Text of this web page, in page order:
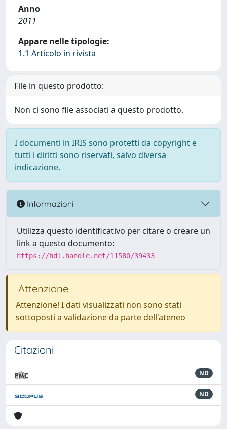
Anno
2011
Appare nelle tipologie:
1.1 Articolo in rivista
File in questo prodotto:
Non ci sono file associati a questo prodotto.
I documenti in IRIS sono protetti da copyright e
tutti i diritti sono riservati, salvo diversa
indicazione.
Informazioni
Utilizza questo identificativo per citare o creare un
link a questo documento:
https://hdl.handle.net/11580/39433
Attenzione
Attenzione! I dati visualizzati non sono stati
sottoposti a validazione da parte dell'ateneo
Citazioni
ND
ND